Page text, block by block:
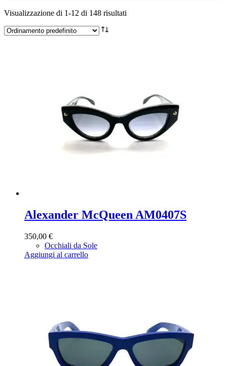
Visualizzazione di 1-12 di 148 risultati
Alexander McQueen AM0407S
350,00 €
Occhiali da Sole
Aggiungi al carrello